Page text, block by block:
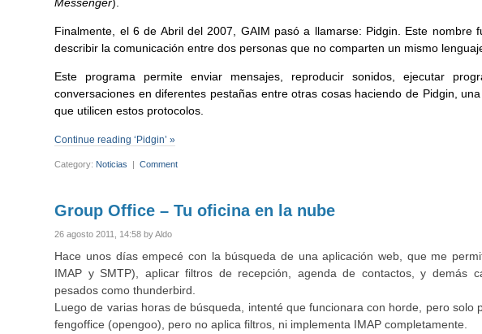
Finalmente el 6 de Abril del 2007 GAIM pasó a llamarse: Pidgin. Este nombre
describir la comunicación entre dos personas que no comparten un mismo
Este programa permite enviar mensajes, reproducir sonidos, ejecutar
conversaciones en diferentes pestañas entre otras cosas haciendo de Pidgin,
que utilicen estos protocolos.
Continue reading ‘Pidgin’ »
Category: Noticias |Comment
Group Office – Tu oficina en la nube
26 agosto 2011, 14:58 by Aldo
Hace unos días empecé con la búsqueda de una aplicación web, que me
IMAP y SMTP), aplicar filtros de recepción, agenda de contactos, y demás
pesados como thunderbird.
Luego de varias horas de búsqueda, intenté que funcionara con horde, pero solo
fengoffice (opengoo), pero no aplica filtros, ni implementa IMAP completamente.